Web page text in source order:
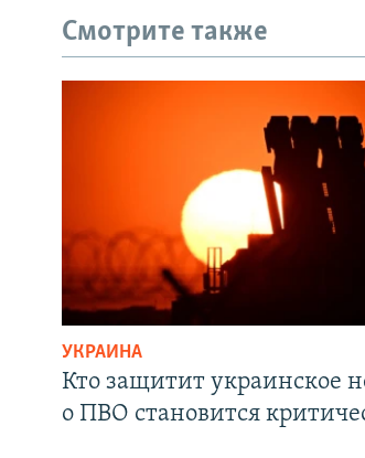
Смотрите также
УКРАИНА
Кто защитит украинское
о ПВО становится